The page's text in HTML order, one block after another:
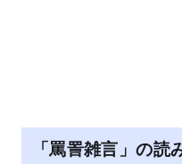
「罵詈雑言」の読